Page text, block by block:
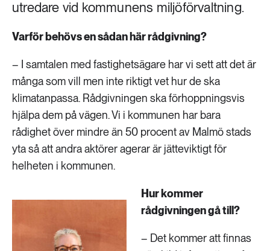
utredare vid kommunens miljöförvaltning.
Varför behövs en sådan här rådgivning?
– I samtalen med fastighetsägare har vi sett att det är
många som vill men inte riktigt vet hur de ska
klimatanpassa. Rådgivningen ska förhoppningsvis
hjälpa dem på vägen. Vi i kommunen har bara
rådighet över mindre än 50 procent av Malmö stads
yta så att andra aktörer agerar är jätteviktigt för
helheten i kommunen.
Hur kommer
rådgivningen gå till?
– Det kommer att finnas